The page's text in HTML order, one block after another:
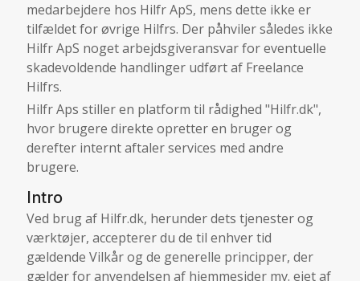
medarbejdere hos Hilfr ApS, mens dette ikke er
tilfældet for øvrige Hilfrs. Der påhviler således ikke
Hilfr ApS noget arbejdsgiveransvar for eventuelle
skadevoldende handlinger udført af Freelance
Hilfrs.
Hilfr Aps stiller en platform til rådighed "Hilfr.dk",
hvor brugere direkte opretter en bruger og
derefter internt aftaler services med andre
brugere.
Intro
Ved brug af Hilfr.dk, herunder dets tjenester og
værktøjer, accepterer du de til enhver tid
gældende Vilkår og de generelle principper, der
gælder for anvendelsen af hjemmesider mv. ejet af